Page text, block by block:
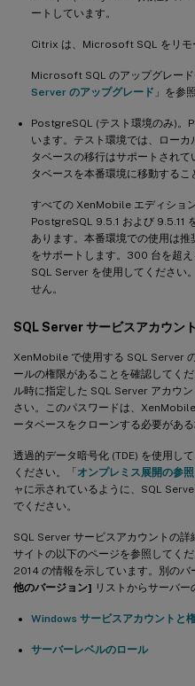
ートしています。
Citrix は、Microsoft SQL をリモ
Microsoft SQL のアップグレー
Server のアップグレード 」を参
PostgreSQL (テスト環境のみ)
います。テスト環境では、ロー
タベースの移行はサポートされ
タベースを本番環境に移動するこ
すべての XenMobile エディショ
PostgreSQL 9.5.1 および 9.5.11
あります。本番環境での使用は
をサポートします。300 台を超
SQL Server を使用してください
せん。
SQL Server サービスアカウン
XenMobile で使用する SQL Server
ールの権限があることを確認してく
ル時に指定した SQL Server アカウ
さい。このパスワードは、
ータベースをクローンする必要があ
透過的データ暗号化 (TDE) を使用し
ください。「オンプレミス展開の参
ャに示されているように、SQL
でください。
SQL Server サービスアカウントの
サイトの以下のページを参照してく
2014 の情報を示しています。別のバ
他のバージョン] リストからサーバー
Windows サービスアカウントと
サーバーレベルのロール